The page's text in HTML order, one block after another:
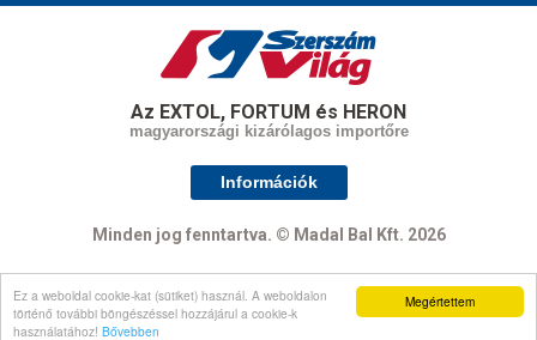
Megértettem
Ez a weboldal cookie-kat (sütiket) használ. A weboldalon
történő további böngészéssel hozzájárul a cookie-k
használatához! Bővebben
Az EXTOL, FORTUM és HERON
magyarországi kizárólagos importőre
Információk
Minden jog fenntartva. © Madal Bal Kft. 2026
Oldal tetejére